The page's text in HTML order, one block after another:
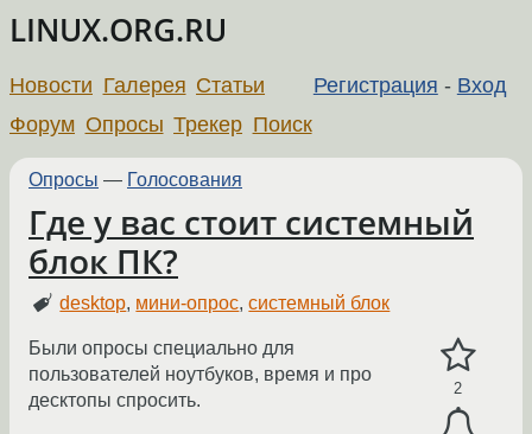
LINUX.ORG.RU
Регистрация - Вход
Новости Галерея Статьи
Форум Опросы Трекер Поиск
Опросы — Голосования
Где у вас стоит системный
блок ПК?
desktop, мини-опрос,системный блок
2
Были опросы специально для
пользователей ноутбуков, время и про
десктопы спросить.